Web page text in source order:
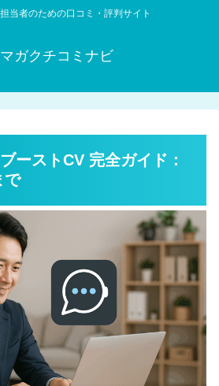
当者のための口コミ・評判サイト
ガクチコミナビ
ーストCV 完全ガイド：
で